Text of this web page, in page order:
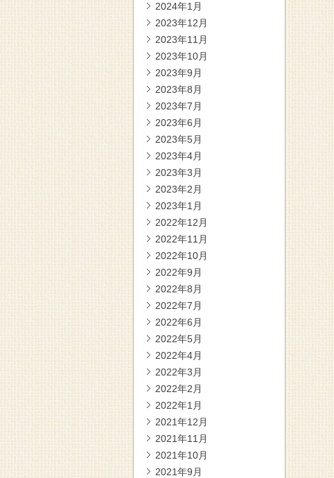
2024年1月
2023年12月
2023年11月
2023年10月
2023年9月
2023年8月
2023年7月
2023年6月
2023年5月
2023年4月
2023年3月
2023年2月
2023年1月
2022年12月
2022年11月
2022年10月
2022年9月
2022年8月
2022年7月
2022年6月
2022年5月
2022年4月
2022年3月
2022年2月
2022年1月
2021年12月
2021年11月
2021年10月
2021年9月